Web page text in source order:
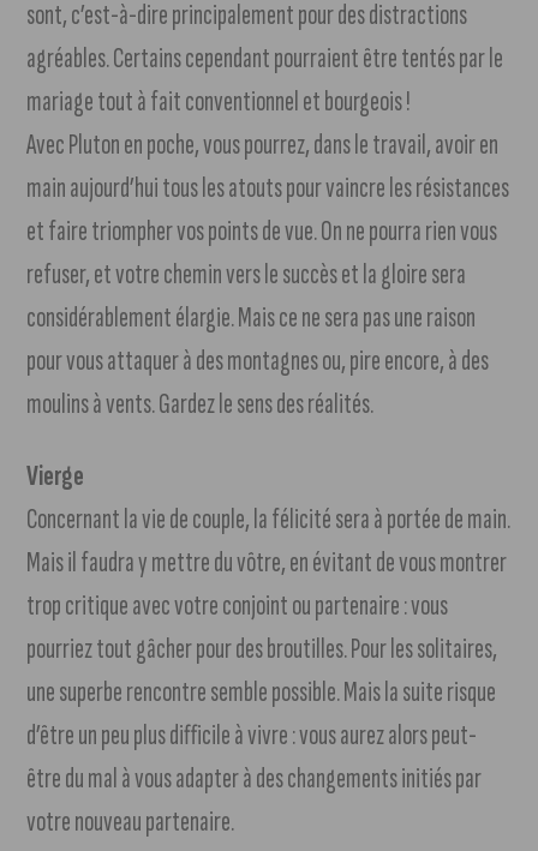
sont, c’est-à-dire principalement pour des distractions
agréables. Certains cependant pourraient être tentés par le
mariage tout à fait conventionnel et bourgeois !
Avec Pluton en poche, vous pourrez, dans le travail, avoir en
main aujourd’hui tous les atouts pour vaincre les résistances
et faire triompher vos points de vue. On ne pourra rien vous
refuser, et votre chemin vers le succès et la gloire sera
considérablement élargie. Mais ce ne sera pas une raison
pour vous attaquer à des montagnes ou, pire encore, à des
moulins à vents. Gardez le sens des réalités.
Vierge
Concernant la vie de couple, la félicité sera à portée de main.
Mais il faudra y mettre du vôtre, en évitant de vous montrer
trop critique avec votre conjoint ou partenaire : vous
pourriez tout gâcher pour des broutilles. Pour les solitaires,
une superbe rencontre semble possible. Mais la suite risque
d’être un peu plus difficile à vivre : vous aurez alors peut-
être du mal à vous adapter à des changements initiés par
votre nouveau partenaire.